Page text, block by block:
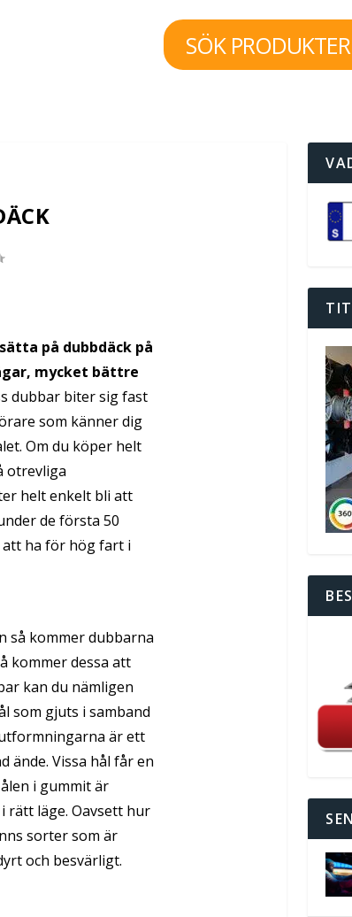
SÖK
på dubbdäck på
mycket bättre
dubbar biter sig fast
som känner dig
Om du köper helt
otrevliga
helt enkelt bli att
de första 50
att ha för hög fart i
så kommer dubbarna
kommer dessa att
kan du nämligen
som gjuts i samband
är ett
ände. Vissa hål får en
i gummit är
rätt läge. Oavsett hur
sorter som är
och besvärligt.